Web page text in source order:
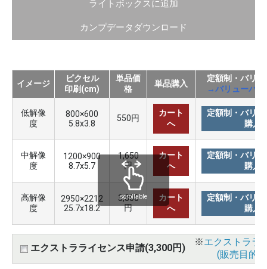
ライトボックスに追加
カンプデータダウンロード
イメージ
ピクセル
印刷(cm)
単品価
格
単品購入
定額制・バリ
→バリューパッ
低解像
度
800×600
5.8x3.8
550円
カート
へ
定額制・バリ
購入
中解像
度
1200×900
8.7x5.7
1,650
円
カート
へ
定額制・バリ
購入
高解像
度
2950×2212
25.7x18.2
3,300
円
カート
へ
定額制・バリ
購入
エクストラライセンス申請(3,300円)
※エクストララ
(販売目的
scrollable